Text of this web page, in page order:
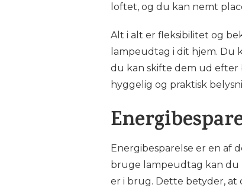
loftet, og du kan nemt
Alt i alt er fleksibilitet og
lampeudtag i dit hjem. Du
du kan skifte dem ud efter
hyggelig og praktisk
Energibesparelse er en af
bruge lampeudtag kan
er i brug. Dette betyder,